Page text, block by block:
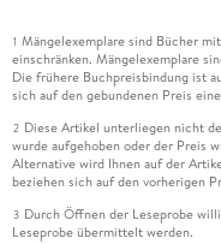
1 Mängelexemplare sind Bücher
einschränken. Mängelexemplare
Die frühere Buchpreisbindung ist
sich auf den gebundenen Preis
2 Diese Artikel unterliegen nicht
wurde aufgehoben oder der Preis
Alternative wird Ihnen auf der
beziehen sich auf den vorherigen
3 Durch Öffnen der Leseprobe
Leseprobe übermittelt werden.